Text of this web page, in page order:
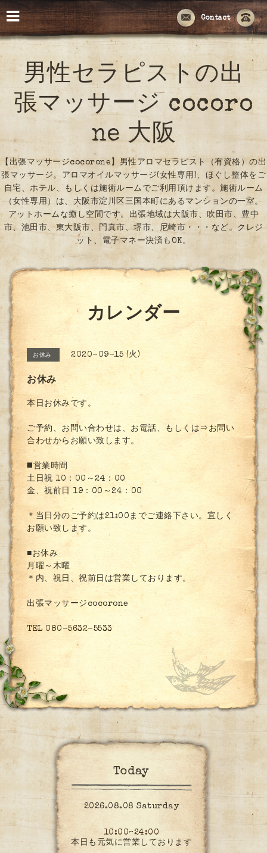
Contact
男性セラピストの出
張マッサージ cocoro
ne 大阪
【出張マッサージcocorone】男性アロマセラピスト（有資格）の出
張マッサージ。アロマオイルマッサージ(女性専用)、ほぐし整体をご
自宅、ホテル、もしくは施術ルームでご利用頂けます。施術ルーム
（女性専用）は、大阪市淀川区三国本町にあるマンションの一室。
アットホームな癒し空間です。出張地域は大阪市、吹田市、豊中
市、池田市、東大阪市、門真市、堺市、尼崎市・・・など。クレジ
ット、電子マネー決済もOK。
カレンダー
お休み 2020-09-15 (火)
お休み
本日お休みです。
ご予約、お問い合わせは、お電話、もしくは ⇒お問い
合わせからお願い致します。
◼️営業時間
土日祝 10：00～24：00
金、祝前日 19：00～24：00
＊当日分のご予約は21:00までご連絡下さい。宜しく
お願い致します。
■お休み
月曜～木曜
＊内、祝日、祝前日は営業しております。
出張マッサージcocorone
TEL 080-5632-5533
Today
2026.08.08 Saturday
10:00~24:00
本日も元気に営業しております